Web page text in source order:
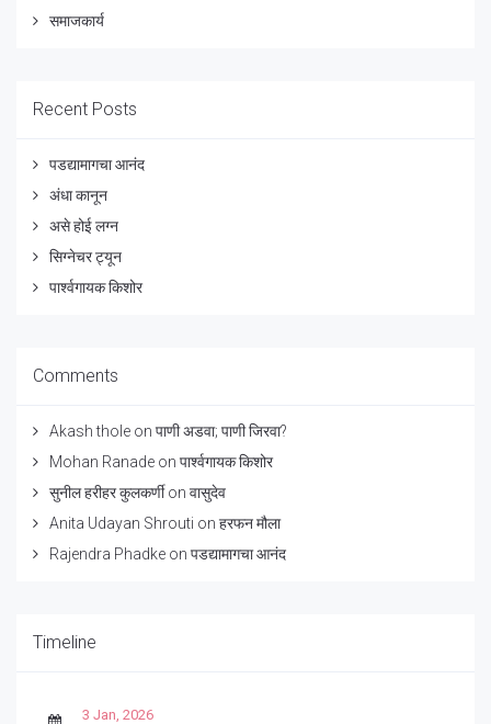
समाजकार्य
Recent Posts
पडद्यामागचा आनंद
अंधा कानून
असे होई लग्न
सिग्नेचर ट्यून
पार्श्वगायक किशोर
Comments
Akash thole on पाणी अडवा; पाणी जिरवा?
Mohan Ranade on पार्श्वगायक किशोर
सुनील हरीहर कुलकर्णीon वासुदेव
Anita Udayan Shrouti on हरफन मौला
Rajendra Phadke on पडद्यामागचा आनंद
Timeline
3 Jan, 2026